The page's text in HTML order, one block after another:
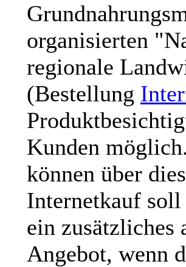
organisierten
regionale
(Bestellung
Kunden
können über
Internetkauf
ein zusätzliches
Angebot, wenn